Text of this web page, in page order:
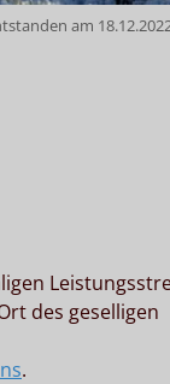
am
des geselligen
.